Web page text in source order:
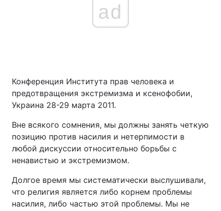
Головна Війна
ad
Конференция Института прав человека и
предотвращения экстремизма и ксенофобии,
Украина 28-29 марта 2011.
Вне всякого сомнения, мы должны занять четкую
позицию против насилия и нетерпимости в
любой дискуссии относительно борьбы с
ненавистью и экстремизмом.
Долгое время мы систематически выслушивали,
что религия является либо корнем проблемы
насилия, либо частью этой проблемы. Мы не